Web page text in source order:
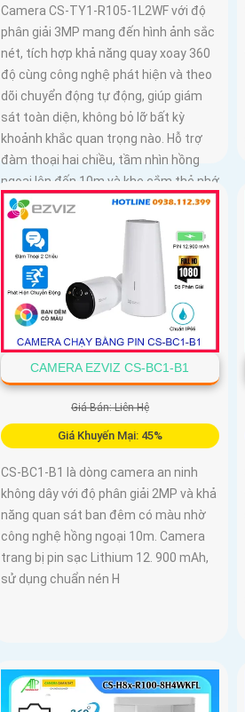
Camera CS-TY1-R105-1L2WF với độ
phân giải 3MP mang đến hình ảnh sắc
nét, tích hợp khả năng quay xoay 360
độ cùng công nghệ phát hiện và theo
dõi chuyển động tự động, giúp giám
sát toàn diện, không bỏ lỡ bất kỳ
khoảnh khắc quan trọng nào. Hỗ trợ
đàm thoại hai chiều, tầm nhìn hồng
ngoại lên đến 10m và khe cắm thẻ nhớ
dung lượng 512GB, đây chính là
camera tối ưu với mức giá vô cùng
hấp dẫn
CAMERA EZVIZ CS-BC1-B1
Giá Bán: Liên Hệ
Giá Khuyến Mại: 45%
CS-BC1-B1 là dòng camera an ninh
không dây với độ phân giải 2MP và khả
năng quan sát ban đêm có màu nhờ
công nghệ hồng ngoại 10m. Camera
trang bị pin sạc Lithium 12. 900 mAh,
sử dụng chuẩn nén H